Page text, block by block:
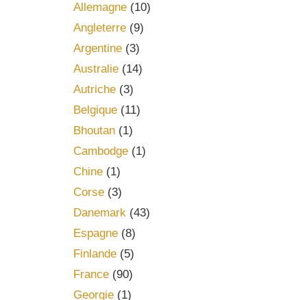
Allemagne(10)
Angleterre(9)
Argentine(3)
Australie(14)
Autriche(3)
Belgique(11)
Bhoutan(1)
Cambodge(1)
Chine(1)
Corse(3)
Danemark(43)
Espagne(8)
Finlande(5)
France(90)
Georgie(1)